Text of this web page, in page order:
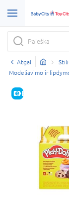
Atgal
Modeliavimo ir
E-KAINA